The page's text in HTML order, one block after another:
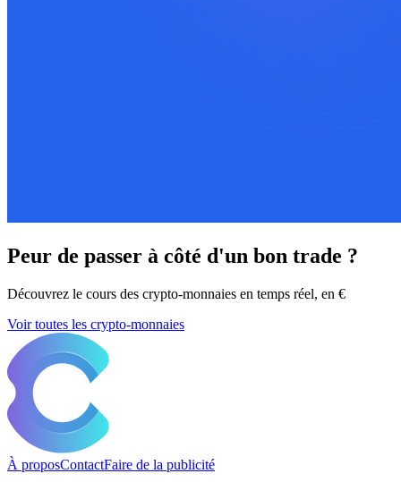
Peur de passer à côté d'un bon trade ?
Découvrez le cours des crypto-monnaies en temps réel, en €
Voir toutes les crypto-monnaies
À proposContactFaire de la publicité